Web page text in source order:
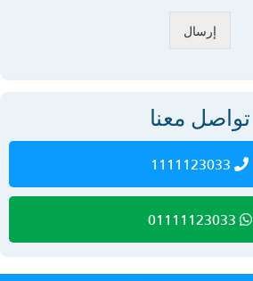
إرسال
تواصل معنا
1111123033
01111123033